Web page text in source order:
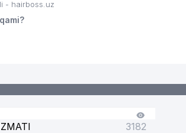
- hairboss.uz
3182